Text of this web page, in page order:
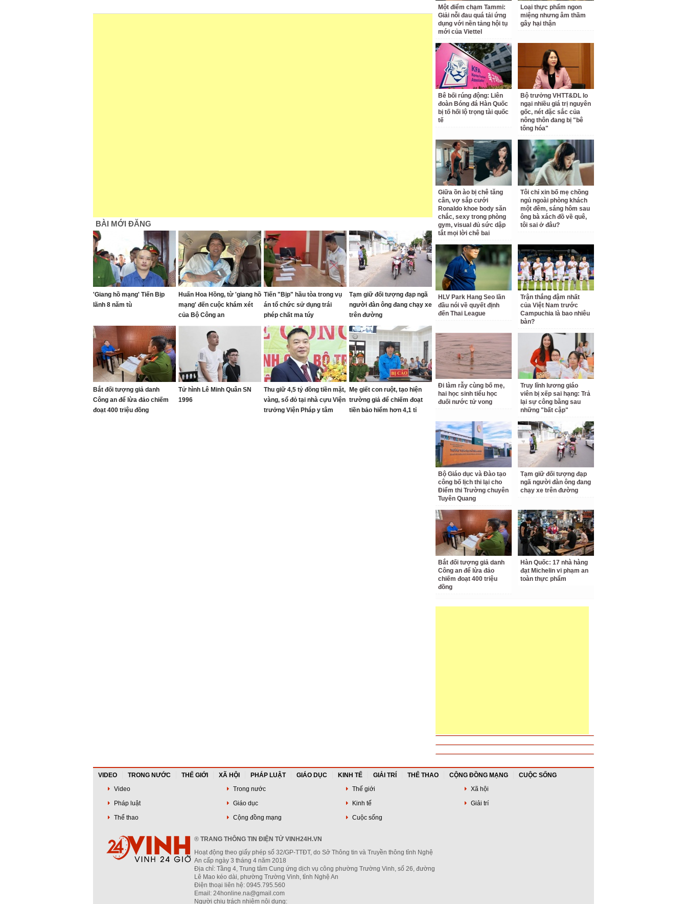
BÀI MỚI ĐĂNG
'Giang hồ mạng' Tiến Bịp
lãnh 8 năm tù
Huấn Hoa Hồng, từ 'giang hồ
mạng' đến cuộc khám xét
của Bộ Công an
Tiến "Bịp" hầu tòa trong vụ
án tổ chức sử dụng trái
phép chất ma túy
Tạm giữ đối tượng đạp ngã
người đàn ông đang chạy xe
trên đường
Bắt đối tượng giả danh
Công an để lừa đảo chiếm
đoạt 400 triệu đồng
Tử hình Lê Minh Quân SN
1996
Thu giữ 4,5 tỷ đồng tiền mặt,
vàng, sổ đỏ tại nhà cựu Viện
trưởng Viện Pháp y tâm
Mẹ giết con ruột, tạo hiện
trường giả để chiếm đoạt
tiền bảo hiểm hơn 4,1 tỉ
Một điểm chạm Tammi:
Giải nỗi đau quá tải ứng
dụng với nền tảng hội tụ
mới của Viettel
Loại thực phẩm ngon
miệng nhưng âm thầm
gây hại thận
Bê bối rúng động: Liên
đoàn Bóng đá Hàn Quốc
bị tố hối lộ trọng tài quốc
tế
Bộ trưởng VHTT&DL lo
ngại nhiều giá trị nguyên
gốc, nét đặc sắc của
nông thôn đang bị "bê
tông hóa"
Giữa ồn ào bị chê tăng
cân, vợ sắp cưới
Ronaldo khoe body săn
chắc, sexy trong phòng
gym, visual đủ sức dập
tắt mọi lời chê bai
Tôi chỉ xin bố mẹ chồng
ngủ ngoài phòng khách
một đêm, sáng hôm sau
ông bà xách đồ về quê,
tôi sai ở đâu?
HLV Park Hang Seo lần
đầu nói về quyết định
đến Thai League
Trận thắng đậm nhất
của Việt Nam trước
Campuchia là bao nhiêu
bàn?
Đi làm rẫy cùng bố mẹ,
hai học sinh tiểu học
đuối nước tử vong
Truy lĩnh lương giáo
viên bị xếp sai hạng: Trả
lại sự công bằng sau
những "bất cập"
Bộ Giáo dục và Đào tạo
công bố lịch thi lại cho
Điểm thi Trường chuyên
Tuyên Quang
Tạm giữ đối tượng đạp
ngã người đàn ông đang
chạy xe trên đường
Bắt đối tượng giả danh
Công an để lừa đảo
chiếm đoạt 400 triệu
đồng
Hàn Quốc: 17 nhà hàng
đạt Michelin vi phạm an
toàn thực phẩm
VIDEO TRONG NƯỚC THẾ GIỚI XÃ HỘI PHÁP LUẬT GIÁO DỤC KINH TẾ GIẢI TRÍ THỂ THAO CỘNG ĐỒNG MẠNG
CUỘC SỐNG
Video
Trong nước Thế giới
Xã hội
Pháp luật
Giáo dục Kinh tế
Giải trí
Thể thao
Cộng đồng mạng Cuộc sống
® TRANG THÔNG TIN ĐIỆN TỬ VINH24H.VN
Hoạt động theo giấy phép số 32/GP-TTĐT, do Sở Thông tin và Truyền thông tỉnh Nghệ
An cấp ngày 3 tháng 4 năm 2018
Địa chỉ: Tầng 4, Trung tâm Cung ứng dịch vụ công phường Trường Vinh, số 26, đường
Lê Mao kéo dài, phường Trường Vinh, tỉnh Nghệ An
Điện thoại liên hệ: 0945.795.560
Email: 24honline.na@gmail.com
Người chịu trách nhiệm nội dung: